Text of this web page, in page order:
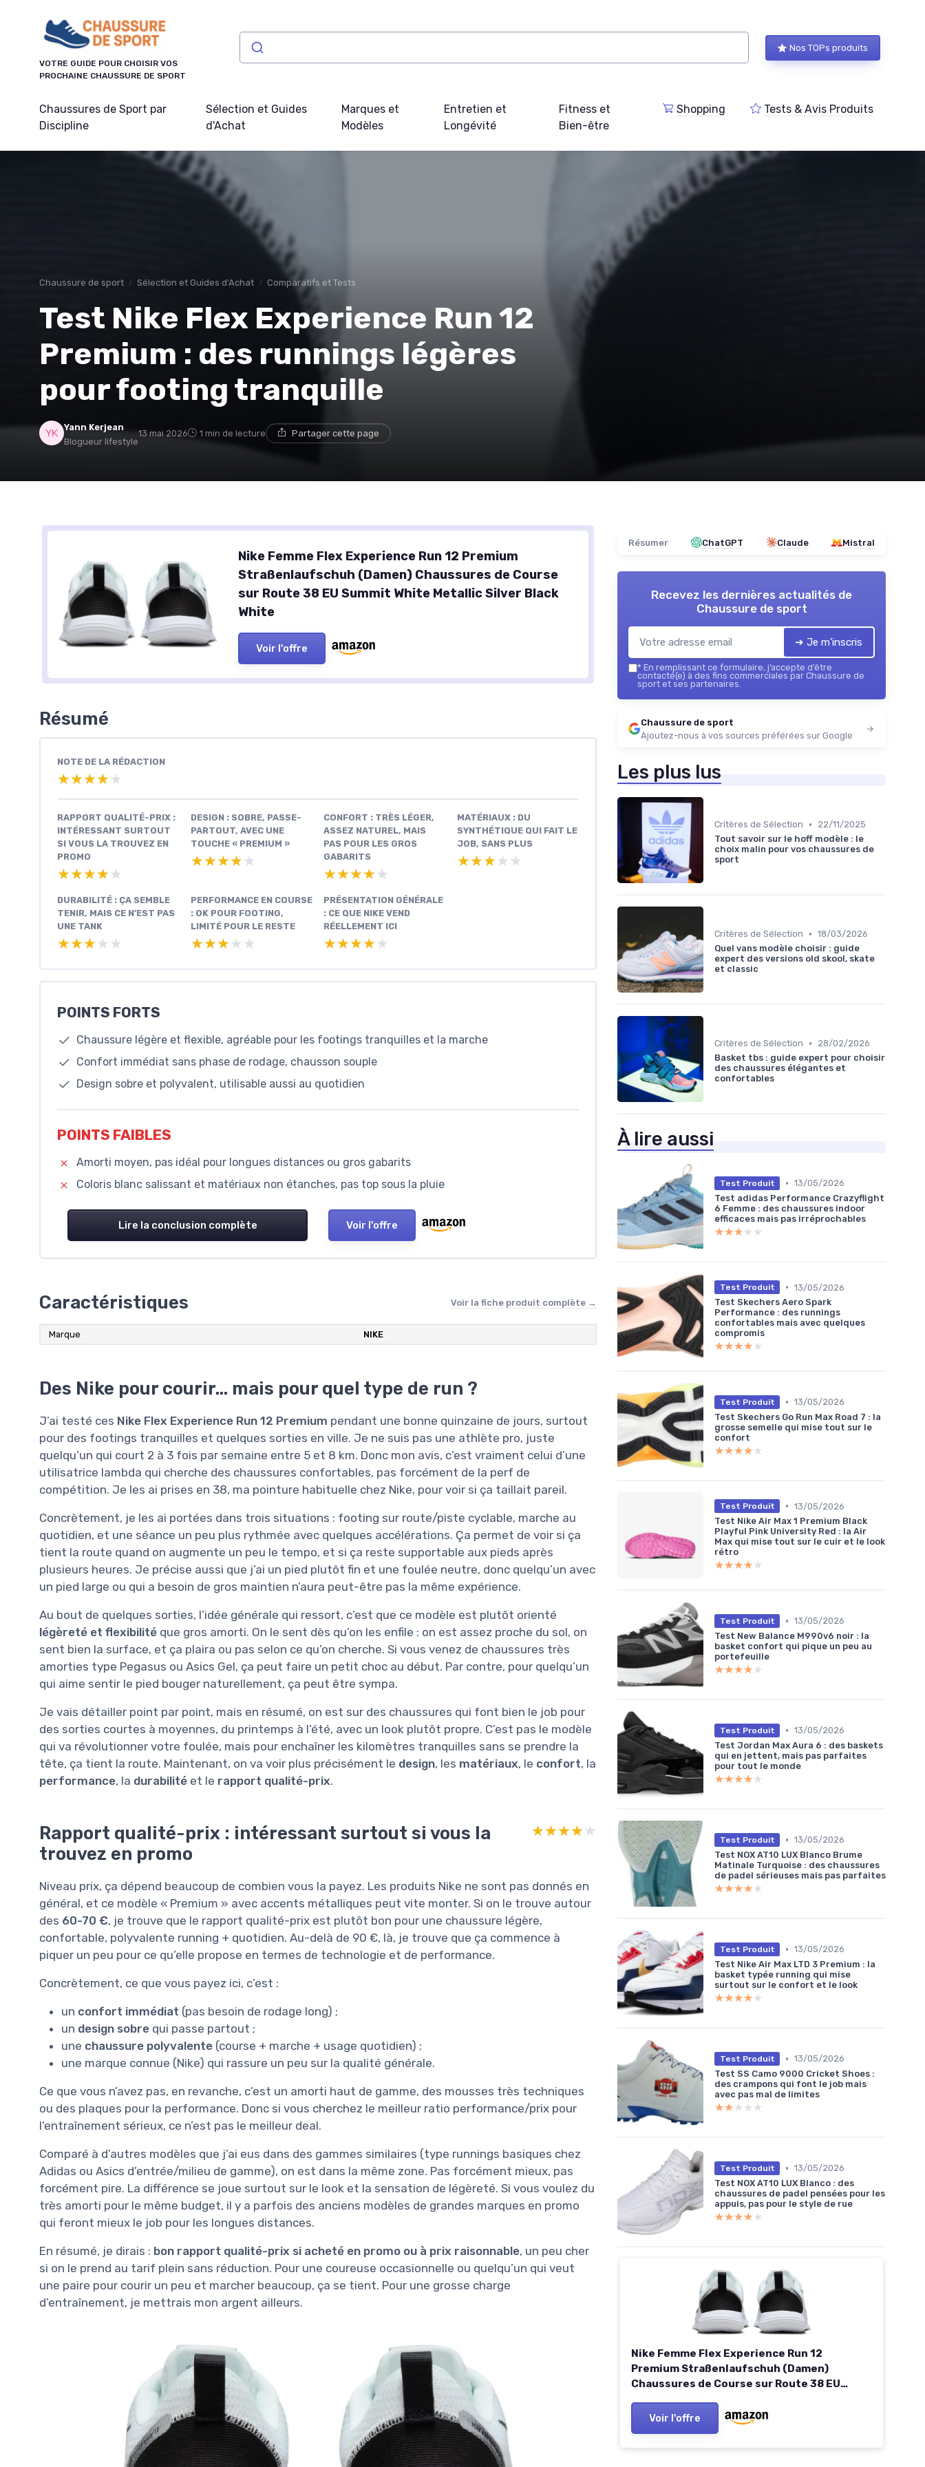
VOTRE GUIDE POUR CHOISIR VOS
PROCHAINE CHAUSSURE DE SPORT
Nos TOPs produits
Chaussures de Sport par
Discipline
Sélection et Guides
d'Achat
Marques et
Modèles
Entretien et
Longévité
Fitness et
Bien-être
Shopping Tests & Avis Produits
Chaussure de sport Sélection et Guides d'Achat Comparatifs et Tests
Test Nike Flex Experience Run 12
Premium : des runnings légères
pour footing tranquille
Yann Kerjean
Blogueur lifestyle
13 mai 2026 1 min de lecture Partager cette page
Nike Femme Flex Experience Run 12 Premium
Straßenlaufschuh (Damen) Chaussures de Course
sur Route 38 EU Summit White Metallic Silver Black
White
Voir l'offre
Résumé
NOTE DE LA RÉDACTION
★★★★★
★★★★★
RAPPORT QUALITÉ-PRIX :
INTÉRESSANT SURTOUT
SI VOUS LA TROUVEZ EN
PROMO
★★★★★
★★★★★
DESIGN : SOBRE, PASSE-
PARTOUT, AVEC UNE
TOUCHE « PREMIUM »
★★★★★
★★★★★
CONFORT : TRÈS LÉGER,
ASSEZ NATUREL, MAIS
PAS POUR LES GROS
GABARITS
★★★★★
★★★★★
MATÉRIAUX : DU
SYNTHÉTIQUE QUI FAIT LE
JOB, SANS PLUS
★★★★★
★★★★★
DURABILITÉ : ÇA SEMBLE
TENIR, MAIS CE N’EST PAS
UNE TANK
★★★★★
★★★★★
PERFORMANCE EN COURSE
: OK POUR FOOTING,
LIMITÉ POUR LE RESTE
★★★★★
★★★★★
PRÉSENTATION GÉNÉRALE
: CE QUE NIKE VEND
RÉELLEMENT ICI
★★★★★
★★★★★
POINTS FORTS
Chaussure légère et flexible, agréable pour les footings tranquilles et la marche
Confort immédiat sans phase de rodage, chausson souple
Design sobre et polyvalent, utilisable aussi au quotidien
POINTS FAIBLES
Amorti moyen, pas idéal pour longues distances ou gros gabarits
Coloris blanc salissant et matériaux non étanches, pas top sous la pluie
Lire la conclusion complète Voir l'offre
Caractéristiques Voir la fiche produit complète →
Marque NIKE
Des Nike pour courir… mais pour quel type de run ?
J’ai testé ces Nike Flex Experience Run 12 Premium pendant une bonne quinzaine de jours, surtout
pour des footings tranquilles et quelques sorties en ville. Je ne suis pas une athlète pro, juste
quelqu’un qui court 2 à 3 fois par semaine entre 5 et 8 km. Donc mon avis, c’est vraiment celui d’une
utilisatrice lambda qui cherche des chaussures confortables, pas forcément de la perf de
compétition. Je les ai prises en 38, ma pointure habituelle chez Nike, pour voir si ça taillait pareil.
Concrètement, je les ai portées dans trois situations : footing sur route/piste cyclable, marche au
quotidien, et une séance un peu plus rythmée avec quelques accélérations. Ça permet de voir si ça
tient la route quand on augmente un peu le tempo, et si ça reste supportable aux pieds après
plusieurs heures. Je précise aussi que j’ai un pied plutôt fin et une foulée neutre, donc quelqu’un avec
un pied large ou qui a besoin de gros maintien n’aura peut-être pas la même expérience.
Au bout de quelques sorties, l’idée générale qui ressort, c’est que ce modèle est plutôt orienté
légèreté et flexibilité que gros amorti. On le sent dès qu’on les enfile : on est assez proche du sol, on
sent bien la surface, et ça plaira ou pas selon ce qu’on cherche. Si vous venez de chaussures très
amorties type Pegasus ou Asics Gel, ça peut faire un petit choc au début. Par contre, pour quelqu’un
qui aime sentir le pied bouger naturellement, ça peut être sympa.
Je vais détailler point par point, mais en résumé, on est sur des chaussures qui font bien le job pour
des sorties courtes à moyennes, du printemps à l’été, avec un look plutôt propre. C’est pas le modèle
qui va révolutionner votre foulée, mais pour enchaîner les kilomètres tranquilles sans se prendre la
tête, ça tient la route. Maintenant, on va voir plus précisément le design, les matériaux, le confort, la
performance, la durabilité et le rapport qualité-prix.
Rapport qualité-prix : intéressant surtout si vous la
trouvez en promo
★★★★★
★★★★★
Niveau prix, ça dépend beaucoup de combien vous la payez. Les produits Nike ne sont pas donnés en
général, et ce modèle « Premium » avec accents métalliques peut vite monter. Si on le trouve autour
des 60-70 €, je trouve que le rapport qualité-prix est plutôt bon pour une chaussure légère,
confortable, polyvalente running + quotidien. Au-delà de 90 €, là, je trouve que ça commence à
piquer un peu pour ce qu’elle propose en termes de technologie et de performance.
Concrètement, ce que vous payez ici, c’est :
un confort immédiat (pas besoin de rodage long) ;
un design sobre qui passe partout ;
une chaussure polyvalente (course + marche + usage quotidien) ;
une marque connue (Nike) qui rassure un peu sur la qualité générale.
Ce que vous n’avez pas, en revanche, c’est un amorti haut de gamme, des mousses très techniques
ou des plaques pour la performance. Donc si vous cherchez le meilleur ratio performance/prix pour
l’entraînement sérieux, ce n’est pas le meilleur deal.
Comparé à d’autres modèles que j’ai eus dans des gammes similaires (type runnings basiques chez
Adidas ou Asics d’entrée/milieu de gamme), on est dans la même zone. Pas forcément mieux, pas
forcément pire. La différence se joue surtout sur le look et la sensation de légèreté. Si vous voulez du
très amorti pour le même budget, il y a parfois des anciens modèles de grandes marques en promo
qui feront mieux le job pour les longues distances.
En résumé, je dirais : bon rapport qualité-prix si acheté en promo ou à prix raisonnable, un peu cher
si on le prend au tarif plein sans réduction. Pour une coureuse occasionnelle ou quelqu’un qui veut
une paire pour courir un peu et marcher beaucoup, ça se tient. Pour une grosse charge
d’entraînement, je mettrais mon argent ailleurs.
Résumer ChatGPT Claude Mistral
Recevez les dernières actualités de
Chaussure de sport
➔ Je m'inscris
* En remplissant ce formulaire, j’accepte d’être
contacté(e) à des fins commerciales par Chaussure de
sport et ses partenaires.
Chaussure de sport
Ajoutez-nous à vos sources préférées sur Google
Les plus lus
Critères de Sélection •
22/11/2025
Tout savoir sur le hoff modèle : le
choix malin pour vos chaussures de
sport
Critères de Sélection • 18/03/2026
Quel vans modèle choisir : guide
expert des versions old skool, skate
et classic
Critères de Sélection •
28/02/2026
Basket tbs : guide expert pour choisir
des chaussures élégantes et
confortables
À lire aussi
Test Produit • 13/05/2026
Test adidas Performance Crazyflight
6 Femme : des chaussures indoor
efficaces mais pas irréprochables
★★★★★
★★★★★
Test Produit • 13/05/2026
Test Skechers Aero Spark
Performance : des runnings
confortables mais avec quelques
compromis
★★★★★
★★★★★
Test Produit • 13/05/2026
Test Skechers Go Run Max Road 7 : la
grosse semelle qui mise tout sur le
confort
★★★★★
★★★★★
Test Produit • 13/05/2026
Test Nike Air Max 1 Premium Black
Playful Pink University Red : la Air
Max qui mise tout sur le cuir et le look
rétro
★★★★★
★★★★★
Test Produit • 13/05/2026
Test New Balance M990v6 noir : la
basket confort qui pique un peu au
portefeuille
★★★★★
★★★★★
Test Produit • 13/05/2026
Test Jordan Max Aura 6 : des baskets
qui en jettent, mais pas parfaites
pour tout le monde
★★★★★
★★★★★
Test Produit • 13/05/2026
Test NOX AT10 LUX Blanco Brume
Matinale Turquoise : des chaussures
de padel sérieuses mais pas parfaites
★★★★★
★★★★★
Test Produit • 13/05/2026
Test Nike Air Max LTD 3 Premium : la
basket typée running qui mise
surtout sur le confort et le look
★★★★★
★★★★★
Test Produit • 13/05/2026
Test SS Camo 9000 Cricket Shoes :
des crampons qui font le job mais
avec pas mal de limites
★★★★★
★★★★★
Test Produit • 13/05/2026
Test NOX AT10 LUX Blanco : des
chaussures de padel pensées pour les
appuis, pas pour le style de rue
★★★★★
★★★★★
Nike Femme Flex Experience Run 12
Premium Straßenlaufschuh (Damen)
Chaussures de Course sur Route 38 EU
Voir l'offre